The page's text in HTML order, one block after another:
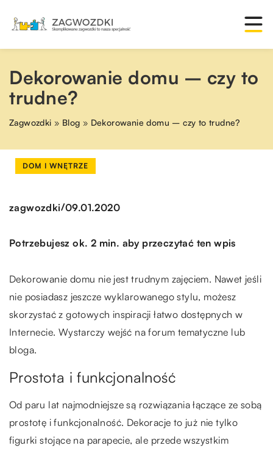
Dekorowanie domu – czy to
trudne?
Zagwozdki » Blog » Dekorowanie domu – czy to trudne?
DOM I WNĘTRZE
zagwozdki/09.01.2020
Potrzebujesz ok. 2 min. aby przeczytać ten wpis
Dekorowanie domu nie jest trudnym zajęciem. Nawet jeśli
nie posiadasz jeszcze wyklarowanego stylu, możesz
skorzystać z gotowych inspiracji łatwo dostępnych w
Internecie. Wystarczy wejść na forum tematyczne lub
bloga.
Prostota i funkcjonalność
Od paru lat najmodniejsze są rozwiązania łączące ze sobą
prostotę i funkcjonalność. Dekoracje to już nie tylko
figurki stojące na parapecie, ale przede wszystkim